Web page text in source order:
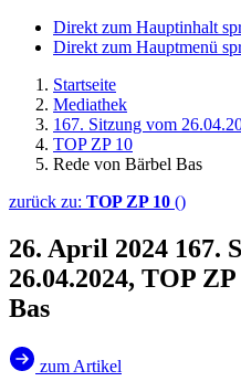
Direkt zum Hauptinhalt
Direkt zum Hauptmenü
Startseite
Mediathek
167. Sitzung vom
TOP ZP 10
Rede von Bärbel Bas
zurück zu: TOP ZP 10 ()
26. April 2024 167.
26.04.2024, TOP
Bas
zum Artikel